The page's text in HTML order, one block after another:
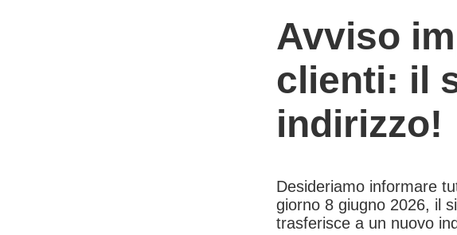
Avviso
clienti: il
indirizzo!
Desideriamo informare
giorno 8 giugno 2026, il
trasferisce a un nuovo